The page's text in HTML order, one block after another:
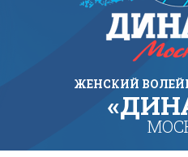
ЖЕНСКИЙ